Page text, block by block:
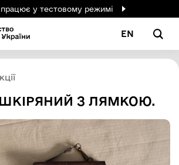
у тестовому режимі
EN
З ЛЯМКОЮ.